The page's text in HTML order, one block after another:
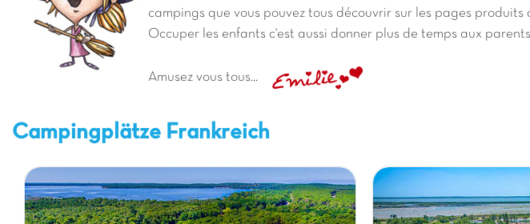
campings que vous pouvez tous découvrir sur les pages produits
Occuper les enfants c'est aussi donner plus de temps aux
Amusez vous tous...
Campingplätze Frankreich